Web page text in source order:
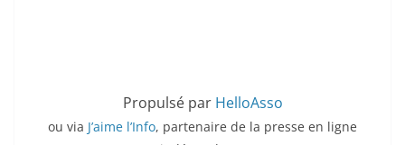
Propulsé par HelloAsso
ou via J’aime l’Info, partenaire de la presse en ligne